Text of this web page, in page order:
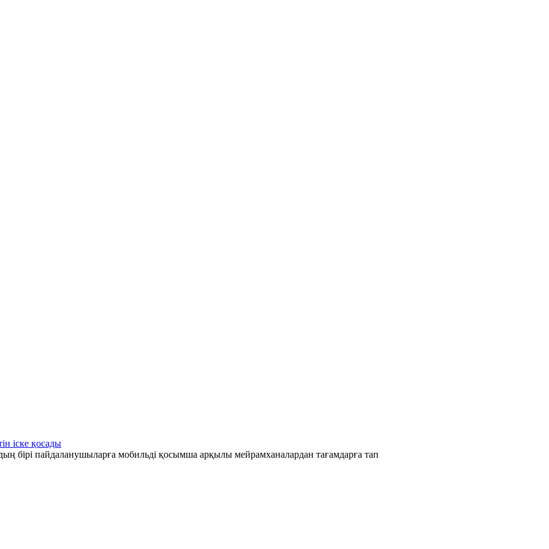
іске қосады
бірі пайдаланушыларға мобильді қосымша арқылы мейрамханалардан тағамдарға тап